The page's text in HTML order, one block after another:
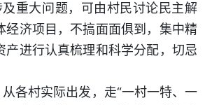
重大问题，可由村民讨论民主解
济项目，不搞面面俱到，集中精
进行认真梳理和科学分配，切忌
各村实际出发，走“一村一特、一